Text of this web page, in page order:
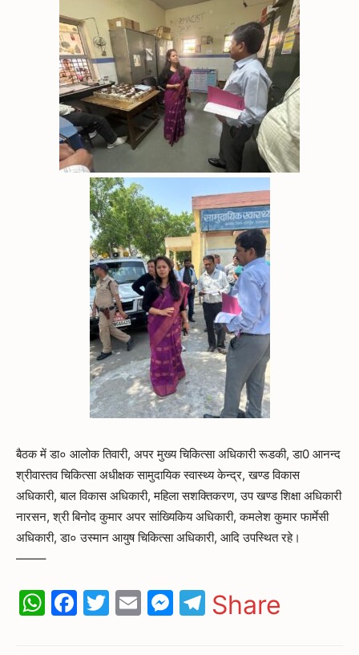
बैठक में डा० आलोक तिवारी, अपर मुख्य चिकित्सा अधिकारी रूडकी, डा0 आनन्द
श्रीवास्तव चिकित्सा अधीक्षक सामुदायिक स्वास्थ्य केन्द्र, खण्ड विकास
अधिकारी, बाल विकास अधिकारी, महिला सशक्तिकरण, उप खण्ड शिक्षा अधिकारी
नारसन, श्री बिनोद कुमार अपर सांख्यिकिय अधिकारी, कमलेश कुमार फार्मेसी
अधिकारी, डा० उस्मान आयुष चिकित्सा अधिकारी, आदि उपस्थित रहे।
——–
WhatsApp
Facebook
Twitter
EmailMessenger
Telegram
Share